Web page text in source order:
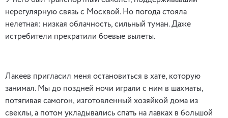
нерегулярную связь с Москвой. Но погода стояла
нелетная: низкая облачность, сильный туман. Даже
истребители прекратили боевые вылеты.
Лакеев пригласил меня остановиться в хате, которую
занимал. Мы до поздней ночи играли с ним в шахматы,
потягивая самогон, изготовленный хозяйкой дома из
свеклы, а потом укладывались спать на лавках в большой